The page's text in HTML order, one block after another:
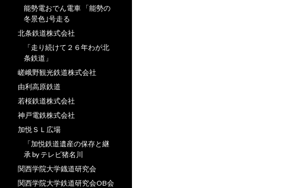
能勢電おでん電車 「能勢の
冬景色｣号走る
北条鉄道株式会社
「走り続けて２６年わが北
条鉄道」
嵯峨野観光鉄道株式会社
由利高原鉄道
若桜鉄道株式会社
神戸電鉄株式会社
加悦ＳＬ広場
「加悦鉄道遺産の保存と継
承 by テレビ猪名川
関西学院大学鐡道研究会
関西学院大学鉄道研究会OB会